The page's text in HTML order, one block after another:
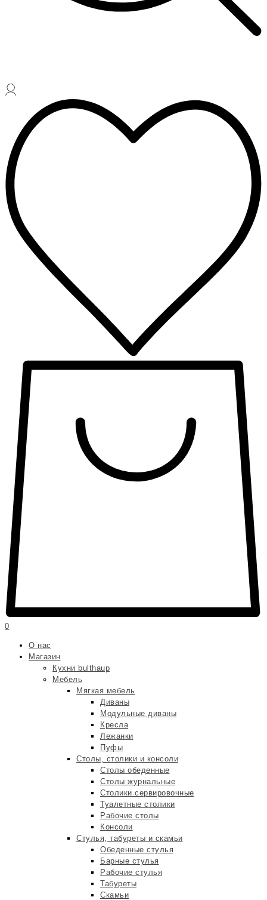
0
О нас
Магазин
Кухни bulthaup
Мебель
Мягкая мебель
Диваны
Модульные диваны
Кресла
Лежанки
Пуфы
Столы, столики и консоли
Столы обеденные
Столы журнальные
Столики сервировочные
Туалетные столики
Рабочие столы
Консоли
Стулья, табуреты и скамьи
Обеденные стулья
Барные стулья
Рабочие стулья
Табуреты
Скамьи